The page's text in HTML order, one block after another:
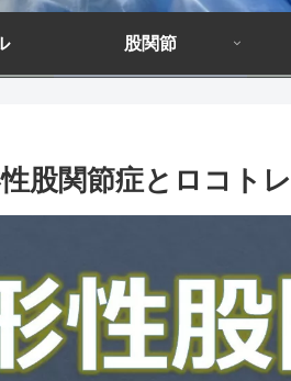
股関節
股関節症とロコトレ